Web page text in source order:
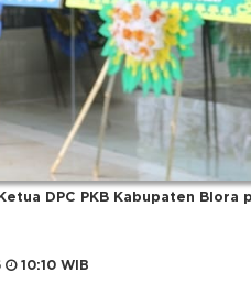
DPC PKB Kabupaten
10:10 WIB